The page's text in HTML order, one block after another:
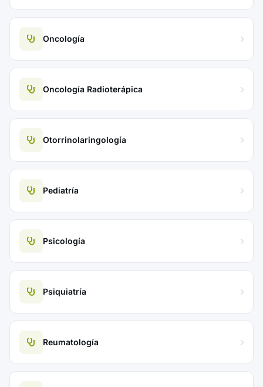
Oncología
Oncología Radioterápica
Otorrinolaringología
Pediatría
Psicología
Psiquiatría
Reumatología